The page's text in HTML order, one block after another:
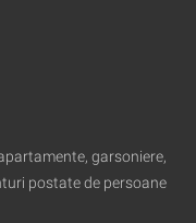
garsoniere,
postate de persoane